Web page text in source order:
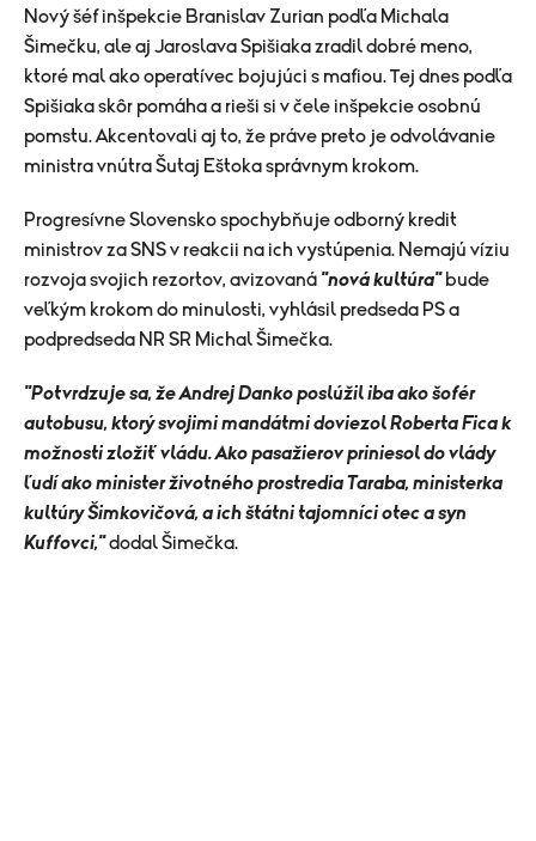
Nový šéf inšpekcie Branislav Zurian podľa Michala
Šimečku, ale aj Jaroslava Spišiaka zradil dobré meno,
ktoré mal ako operatívec bojujúci s mafiou. Tej dnes podľa
Spišiaka skôr pomáha a rieši si v čele inšpekcie osobnú
pomstu. Akcentovali aj to, že práve preto je odvolávanie
ministra vnútra Šutaj Eštoka správnym krokom.
Progresívne Slovensko spochybňuje odborný kredit
ministrov za SNS v reakcii na ich vystúpenia. Nemajú víziu
rozvoja svojich rezortov, avizovaná "nová kultúra"bude
veľkým krokom do minulosti, vyhlásil predseda PS a
podpredseda NR SR Michal Šimečka.
"Potvrdzuje sa, že Andrej Danko poslúžil iba ako šofér
autobusu, ktorý svojimi mandátmi doviezol Roberta Fica k
možnosti zložiť vládu. Ako pasažierov priniesol do vlády
ľudí ako minister životného prostredia Taraba, ministerka
kultúry Šimkovičová, a ich štátni tajomníci otec a syn
Kuffovci,"dodal Šimečka.